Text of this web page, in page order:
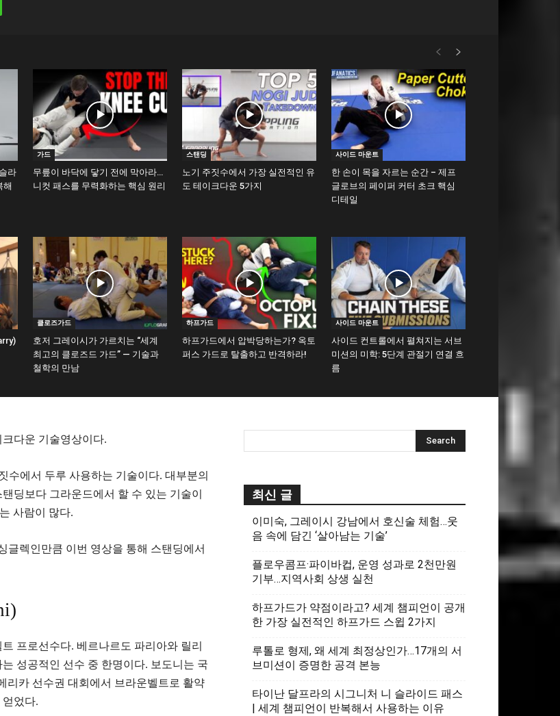
진
라
해
가드
무릎이 바닥에 닿기 전에 막아라…
니컷 패스를 무력화하는 핵심 원리
스탠딩
노기 주짓수에서 가장 실전적인 유
도 테이크다운 5가지
사이드 마운트
한 손이 목을 자르는 순간 – 제프
글로브의 페이퍼 커터 초크 핵심
디테일
클로즈가드
호저 그레이시가 가르치는 “세계
최고의 클로즈드 가드” — 기술과
철학의 만남
하프가드
하프가드에서 압박당하는가? 옥토
퍼스 가드로 탈출하고 반격하라!
사이드 마운트
사이드 컨트롤에서 펼쳐지는 서브
미션의 미학: 5단계 관절기 연결 흐
름
다운 기술영상이다.
수에서 두루 사용하는 기술이다. 대부분의
딩보다 그라운드에서 할 수 있는 기술이
사람이 많다.
글렉인만큼 이번 영상을 통해 스탠딩에서
프로선수다. 베르나르도 파리아와 릴리
성공적인 선수 중 한명이다. 보도니는 국
리카 선수권 대회에서 브라운벨트로 활약
었다.
최신 글
이미숙, 그레이시 강남에서 호신술 체험…웃
음 속에 담긴 ‘살아남는 기술’
플로우콤프·파이바컵, 운영 성과로 2천만원
기부…지역사회 상생 실천
하프가드가 약점이라고? 세계 챔피언이 공개
한 가장 실전적인 하프가드 스윕 2가지
루톨로 형제, 왜 세계 최정상인가…17개의 서
브미션이 증명한 공격 본능
타이난 달프라의 시그니처 니 슬라이드 패스
| 세계 챔피언이 반복해서 사용하는 이유